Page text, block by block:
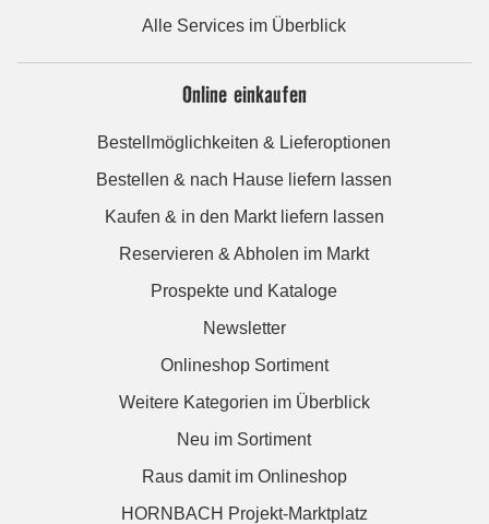
Alle Services im Überblick
Online einkaufen
Bestellmöglichkeiten & Lieferoptionen
Bestellen & nach Hause liefern lassen
Kaufen & in den Markt liefern lassen
Reservieren & Abholen im Markt
Prospekte und Kataloge
Newsletter
Onlineshop Sortiment
Weitere Kategorien im Überblick
Neu im Sortiment
Raus damit im Onlineshop
HORNBACH Projekt-Marktplatz